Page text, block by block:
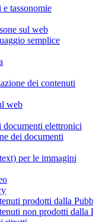
tassonomie
sul web
semplice
dei contenuti
web
documenti elettronici
dei documenti
per le immagini
prodotti dalla
non prodotti dalla